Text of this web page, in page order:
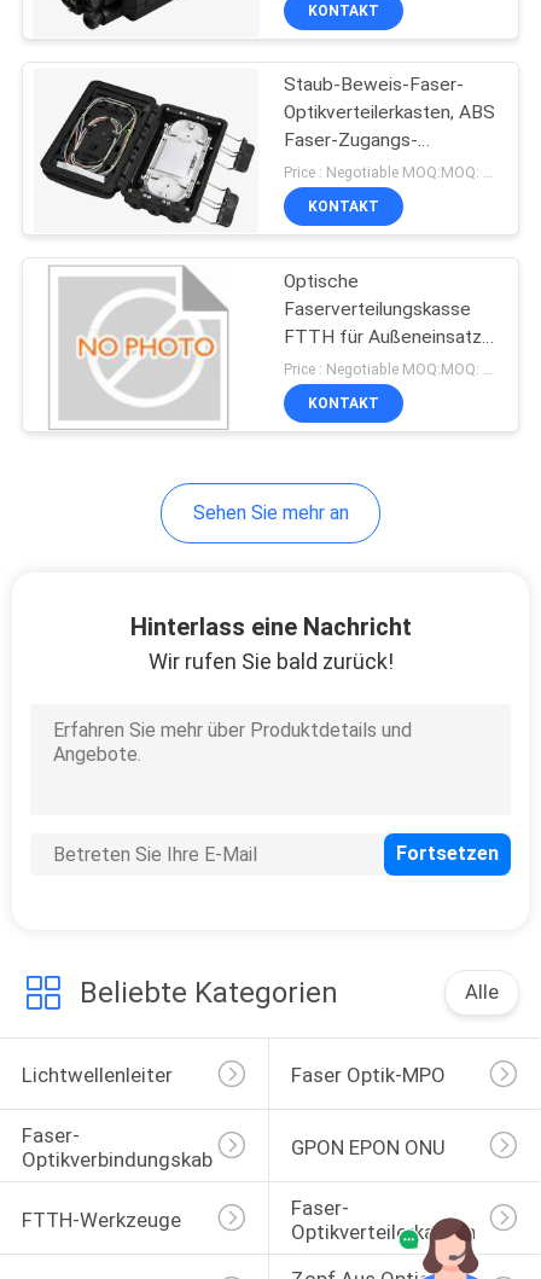
Faser-Optikadapter
Faseroptikabschwächer
schnelles
der Faser
Faser-optischer
Umsetzer
11
1
KONTAKT
Staub-Beweis-Faser-
Optikverteilerkasten, ABS
Faser-Zugangs-
Anschlusskasten
Price : Negotiable MOQ:MOQ: 100
KONTAKT
Optische
Faserverteilungskasse
FTTH für Außeneinsatz
64F Zugangsterminalbox
IP65 Schutzniveau
Price : Negotiable MOQ:MOQ: Verkäuflich
KONTAKT
Sehen Sie mehr an
Hinterlass eine Nachricht
Wir rufen Sie bald zurück!
Beliebte Kategorien Alle
Lichtwellenleiter Faser Optik-MPO
Faser-
Optikverbindungskabel
GPON EPON ONU
FTTH-Werkzeuge
Faser-
Optikverteilerkasten